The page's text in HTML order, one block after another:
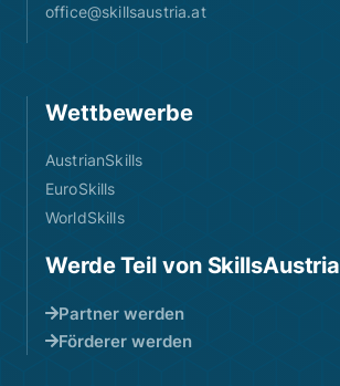
office@skillsaustria.at
Wettbewerbe
AustrianSkills
EuroSkills
WorldSkills
Werde Teil von SkillsAustria
Partner werden
Förderer werden